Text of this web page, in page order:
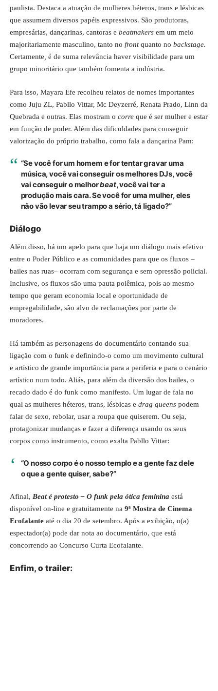
paulista. Destaca a atuação de mulheres héteros, trans e lésbicas
que assumem diversos papéis expressivos. São produtoras,
empresárias, dançarinas, cantoras e beatmakers em um meio
majoritariamente masculino, tanto no frontquanto no backstage.
Certamente é de suma relevância haver visibilidade para um
grupo minoritário que também fomenta a indústria.
Para isso, Mayara Efe recolheu relatos de nomes importantes
como Juju ZL, Pabllo Vittar, Mc Deyzerré, Renata Prado, Linn da
Quebrada e outras. Elas mostram o corre que é ser mulher e estar
em função de poder. Além das dificuldades para conseguir
valorização do próprio trabalho, como fala a dançarina Pam:
“Se você for um homem e for tentar gravar uma
música, você vai conseguir os melhores DJs, você
vai conseguir o melhorbeat, você vai ter a
produção mais cara. Se você for uma mulher, eles
não vão levar seu trampo a sério, tá ligado?”
Diálogo
Além disso, há um apelo para que haja um diálogo mais efetivo
entre o Poder Público e as comunidades para que os fluxos –
bailes nas ruas– ocorram com segurança e sem opressão policial.
Inclusive, os fluxos são uma pauta polêmica, pois ao mesmo
tempo que geram economia local e oportunidade de
empregabilidade, são alvo de reclamações por parte de
moradores.
Há também as personagens do documentário contando sua
ligação com o funk e definindo-o como um movimento cultural
e artístico de grande importância para a periferia e para o cenário
artístico num todo. Aliás, para além da diversão dos bailes, o
recado dado é do funk como manifesto. Um lugar de fala no
qual as mulheres héteros, trans, lésbicas e drag queens podem
falar de sexo, rebolar, usar a roupa que quiserem. Ou seja,
protagonizar mudanças e fazer a diferença usando os seus
corpos como instrumento, como exalta Pabllo Vittar:
“O nosso corpo é o nosso templo e a gente faz dele
o que a gente quiser, sabe?”
Afinal, Beat é protesto – O funk pela ótica feminina está
disponível on-line e gratuitamente na 9ª Mostra de Cinema
Ecofalante até o dia 20 de setembro. Após a exibição, o(a)
espectador(a) pode dar nota ao documentário, que está
concorrendo ao Concurso Curta Ecofalante.
Enfim, o trailer: